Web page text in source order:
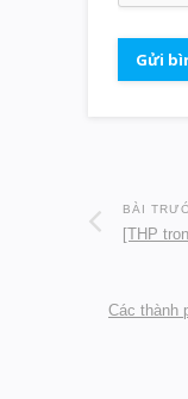
BÀI
[THP
Các thành